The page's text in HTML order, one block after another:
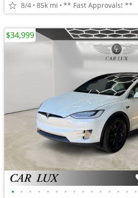
8/4 85k mi ** Fast Approvals! **
• • • • • • • • • • • • • • •
$34,999